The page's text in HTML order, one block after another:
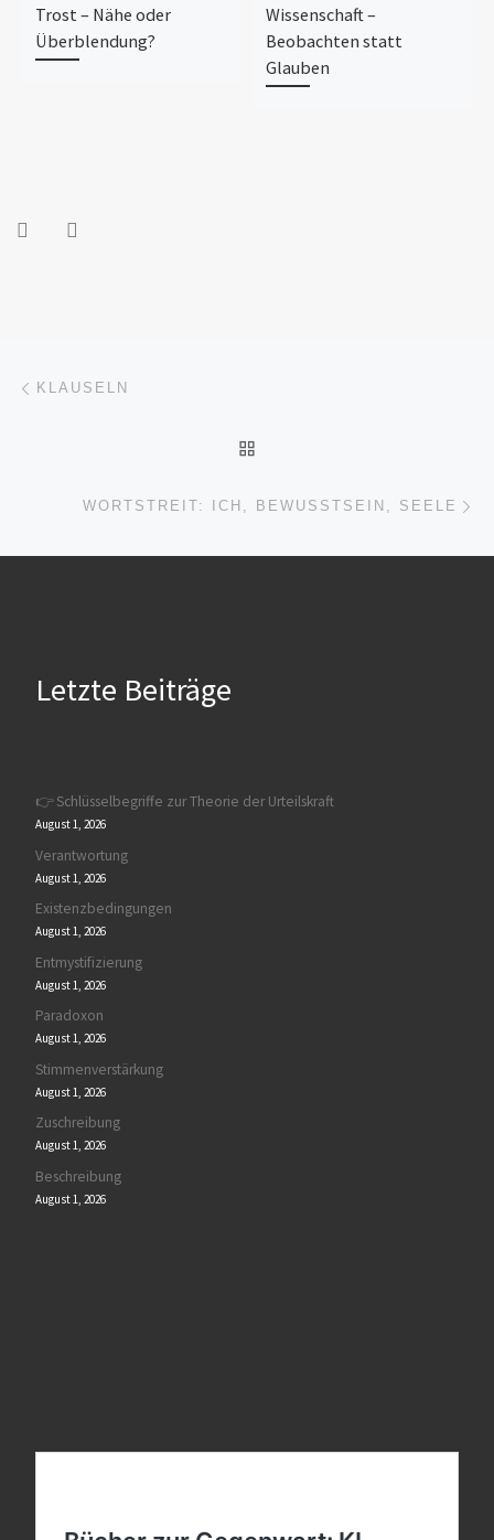
Trost – Nähe oder
Überblendung?
Wissenschaft –
Beobachten statt
Glauben
Beitragsnavigation
KLAUSELN
WORTSTREIT: ICH, BEWUSSTSEIN, SEELE
Letzte Beiträge
👉 Schlüsselbegriffe zur Theorie der Urteilskraft
August 1, 2026
Verantwortung
August 1, 2026
Existenzbedingungen
August 1, 2026
Entmystifizierung
August 1, 2026
Paradoxon
August 1, 2026
Stimmenverstärkung
August 1, 2026
Zuschreibung
August 1, 2026
Beschreibung
August 1, 2026